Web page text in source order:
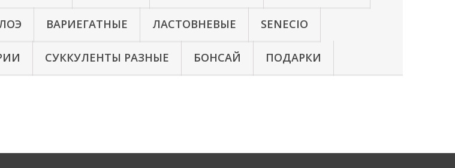
ВАРИЕГАТНЫЕ ЛАСТОВНЕВЫЕ SENECIO
СУККУЛЕНТЫ РАЗНЫЕ БОНСАЙ ПОДАРКИ